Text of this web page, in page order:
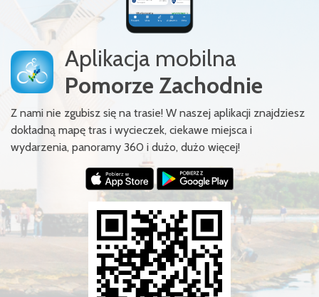
Aplikacja mobilna
Pomorze Zachodnie
Z nami nie zgubisz się na trasie! W naszej aplikacji znajdziesz
dokładną mapę tras i wycieczek, ciekawe miejsca i
wydarzenia, panoramy 360 i dużo, dużo więcej!